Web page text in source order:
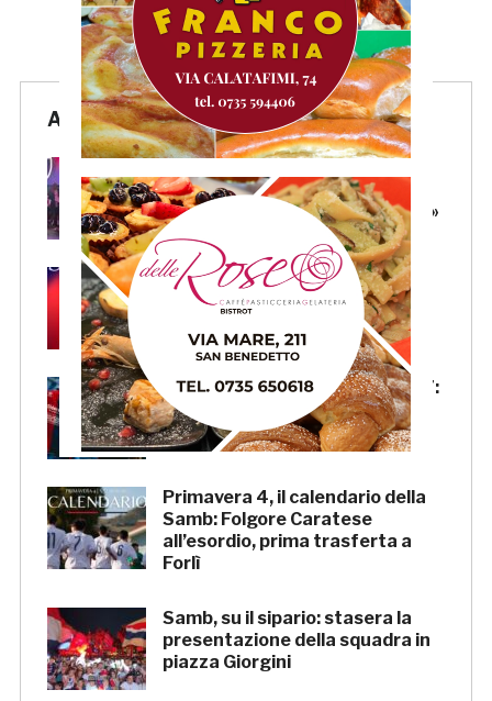
Articoli Recenti
«State vicini alla squadra.
Stiamo lavorando per crescere»
Samb, Lorenzo Sgarbi è
ufficiale: l’attaccante arriva in
Samb, la maglia Home 2026/27:
«Il sale sulla pelle, l’ardore negli
occhi»
Primavera 4, il calendario della
Samb: Folgore Caratese
all’esordio, prima trasferta a
Forlì
Samb, su il sipario: stasera la
presentazione della squadra in
piazza Giorgini